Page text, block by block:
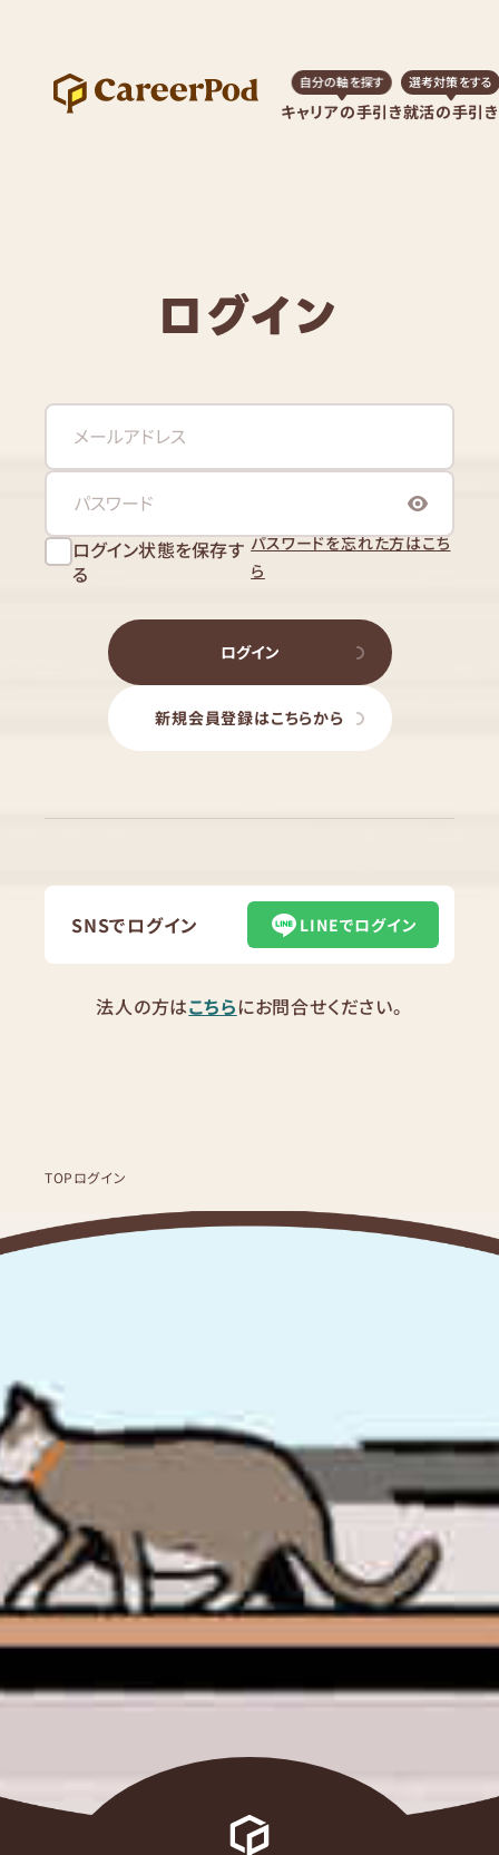
キャリアの手引き
自分の軸を探す
就活の手引き
選考対策をする
ログイン
ログイン状態を保存す
る
パスワードを忘れた方はこち
ら
ログイン
新規会員登録はこちらから
SNSでログイン LINEでログイン
法人の方はこちらにお問合せください。
TOPログイン